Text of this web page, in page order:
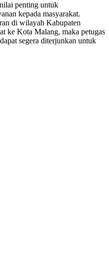
penting untuk
kepada masyarakat.
di wilayah Kabupaten
ke Kota Malang, maka petugas
segera diterjunkan untuk